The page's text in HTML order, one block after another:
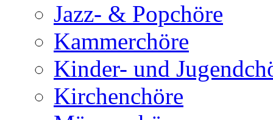
Jazz- & Popchöre
Kammerchöre
Kinder- und
Kirchenchöre